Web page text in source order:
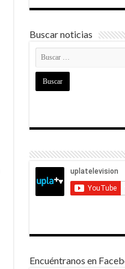
Buscar noticias
Encuéntranos en